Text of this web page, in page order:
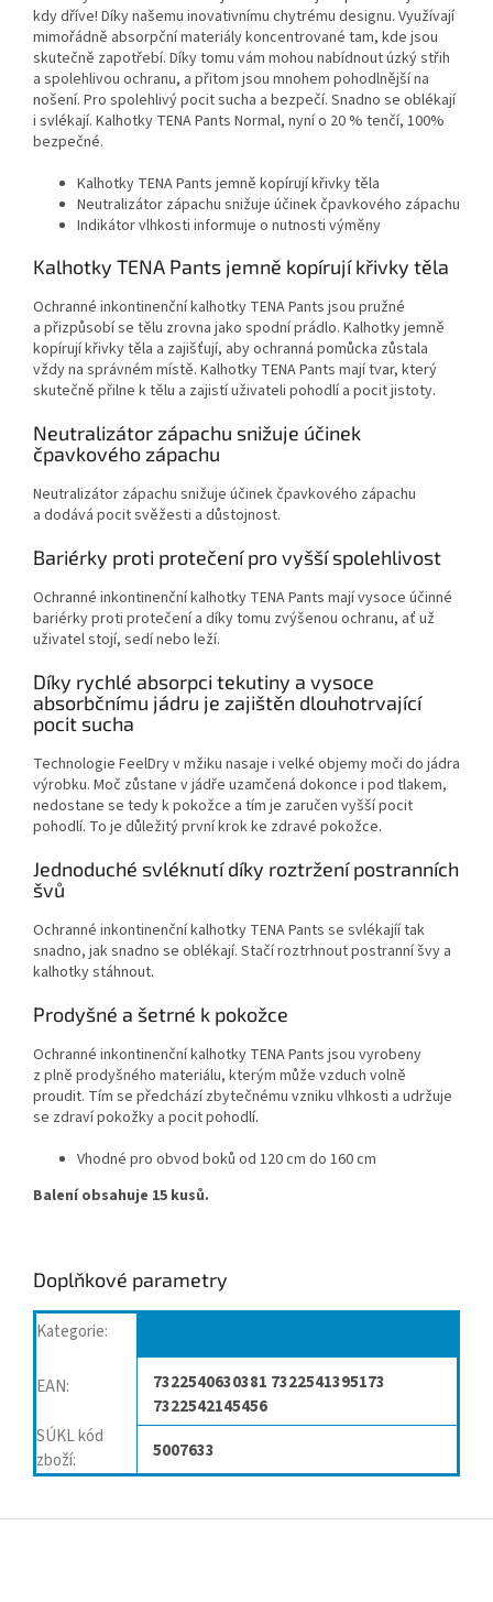
kdy dříve! Díky našemu inovativnímu chytrému designu. Využívají
mimořádně absorpční materiály koncentrované tam, kde jsou
skutečně zapotřebí. Díky tomu vám mohou nabídnout úzký střih
a spolehlivou ochranu, a přitom jsou mnohem pohodlnější na
nošení. Pro spolehlivý pocit sucha a bezpečí. Snadno se oblékají
i svlékají. Kalhotky TENA Pants Normal, nyní o 20 % tenčí, 100%
bezpečné.
Kalhotky TENA Pants jemně kopírují křivky těla
Neutralizátor zápachu snižuje účinek čpavkového zápachu
Indikátor vlhkosti informuje o nutnosti výměny
Kalhotky TENA Pants jemně kopírují křivky těla
Ochranné inkontinenční kalhotky TENA Pants jsou pružné
a přizpůsobí se tělu zrovna jako spodní prádlo. Kalhotky jemně
kopírují křivky těla a zajišťují, aby ochranná pomůcka zůstala
vždy na správném místě. Kalhotky TENA Pants mají tvar, který
skutečně přilne k tělu a zajistí uživateli pohodlí a pocit jistoty.
Neutralizátor zápachu snižuje účinek
čpavkového zápachu
Neutralizátor zápachu snižuje účinek čpavkového zápachu
a dodává pocit svěžesti a důstojnost.
Bariérky proti protečení pro vyšší spolehlivost
Ochranné inkontinenční kalhotky TENA Pants mají vysoce účinné
bariérky proti protečení a díky tomu zvýšenou ochranu, ať už
uživatel stojí, sedí nebo leží.
Díky rychlé absorpci tekutiny a vysoce
absorbčnímu jádru je zajištěn dlouhotrvající
pocit sucha
Technologie FeelDry v mžiku nasaje i velké objemy moči do jádra
výrobku. Moč zůstane v jádře uzamčená dokonce i pod tlakem,
nedostane se tedy k pokožce a tím je zaručen vyšší pocit
pohodlí. To je důležitý první krok ke zdravé pokožce.
Jednoduché svléknutí díky roztržení postranních
švů
Ochranné inkontinenční kalhotky TENA Pants se svlékajíí tak
snadno, jak snadno se oblékají. Stačí roztrhnout postranní švy a
kalhotky stáhnout.
Prodyšné a šetrné k pokožce
Ochranné inkontinenční kalhotky TENA Pants jsou vyrobeny
z plně prodyšného materiálu, kterým může vzduch volně
proudit. Tím se předchází zbytečnému vzniku vlhkosti a udržuje
se zdraví pokožky a pocit pohodlí.
Vhodné pro obvod boků od 120 cm do 160 cm
Balení obsahuje 15 kusů.
Doplňkové parametry
Kategorie:
EAN:
7322540630381 7322541395173
7322542145456
SÚKL kód
zboží: 5007633